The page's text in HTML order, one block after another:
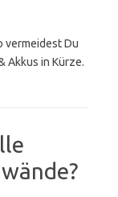
vermeidest Du
Akkus in Kürze.